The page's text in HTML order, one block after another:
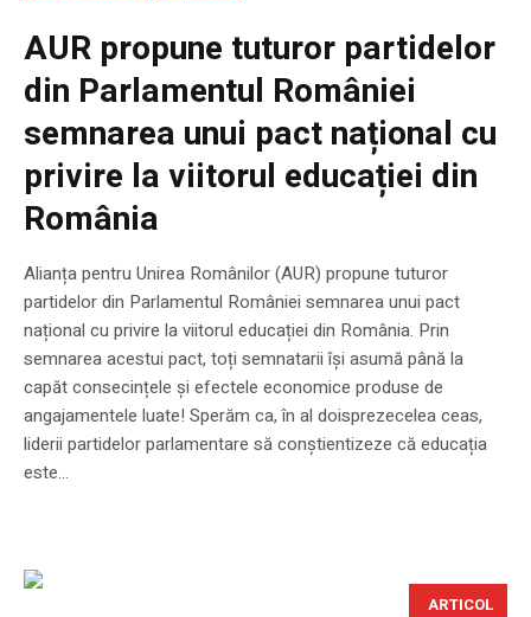
AUR propune tuturor partidelor
din Parlamentul României
semnarea unui pact național cu
privire la viitorul educației din
România
Alianța pentru Unirea Românilor (AUR) propune tuturor
partidelor din Parlamentul României semnarea unui pact
național cu privire la viitorul educației din România. Prin
semnarea acestui pact, toți semnatarii își asumă până la
capăt consecințele și efectele economice produse de
angajamentele luate! Sperăm ca, în al doisprezecelea ceas,
liderii partidelor parlamentare să conștientizeze că educația
este...
ARTICOL